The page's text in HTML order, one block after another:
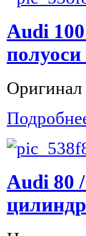
Audi
полуоси
Audi 80